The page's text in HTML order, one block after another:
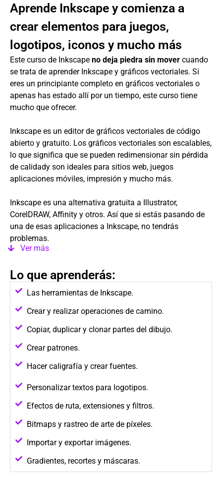
Aprende Inkscape y comienza a
crear elementos para juegos,
logotipos, iconos y mucho más
Este curso de Inkscape no deja piedra sin mover cuando
se trata de aprender Inkscape y gráficos vectoriales. Si
eres un principiante completo en gráficos vectoriales o
apenas has estado allí por un tiempo, este curso tiene
mucho que ofrecer.
Inkscape es un editor de gráficos vectoriales de código
abierto y gratuito. Los gráficos vectoriales son escalables,
lo que significa que se pueden redimensionar sin pérdida
de calidady son ideales para sitios web, juegos
aplicaciones móviles, impresión y mucho más.
Inkscape es una alternativa gratuita a Illustrator,
CorelDRAW, Affinity y otros. Así que si estás pasando de
una de esas aplicaciones a Inkscape, no tendrás
problemas.
Ver más
Lo que aprenderás:
Las herramientas de Inkscape.
Crear y realizar operaciones de camino.
Copiar, duplicar y clonar partes del dibujo.
Crear patrones.
Hacer caligrafía y crear fuentes.
Personalizar textos para logotipos.
Efectos de ruta, extensiones y filtros.
Bitmaps y rastreo de arte de píxeles.
Importar y exportar imágenes.
Gradientes, recortes y máscaras.